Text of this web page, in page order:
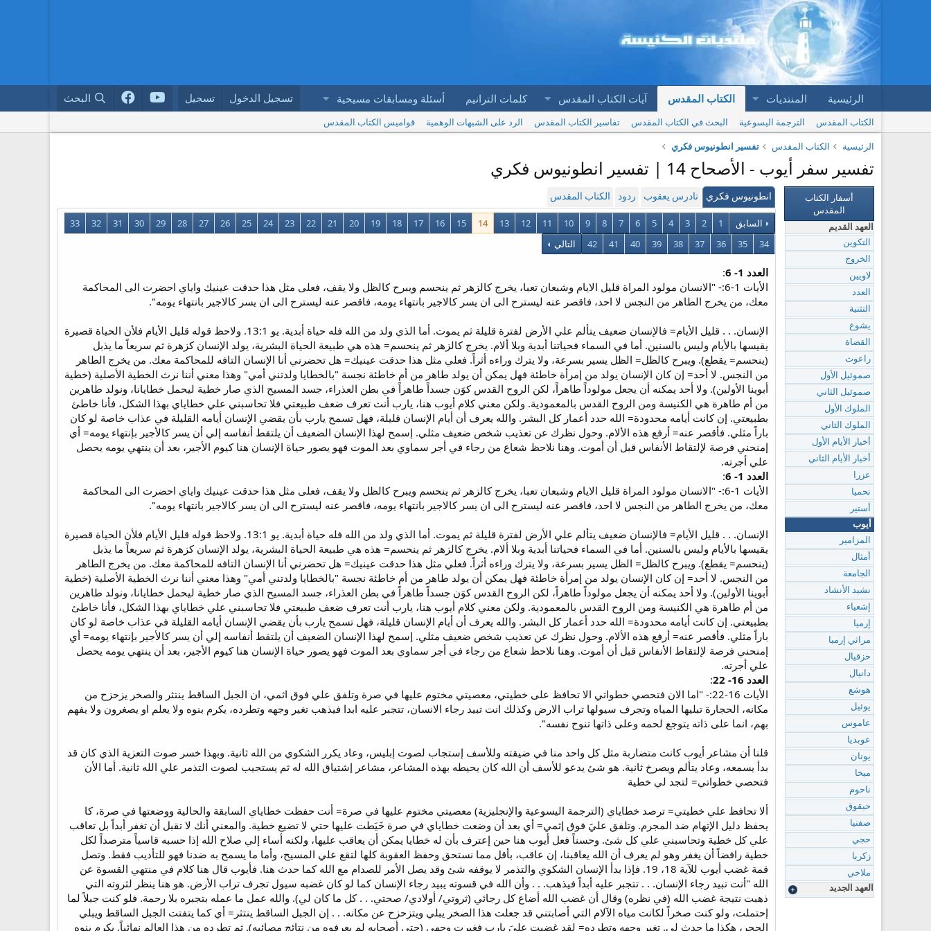
الرئيسية المنتديات الكتاب المقدس آيات الكتاب المقدس كلمات الترانيم أسئلة ومسابقات مسيحية تسجيل الدخول تسجيل البحث
الكتاب المقدس الترجمة اليسوعية البحث في الكتاب المقدس تفاسير الكتاب المقدس الرد على الشبهات الوهمية
قواميس الكتاب المقدس
الرئيسية
الكتاب المقدس تفسير انطونيوس فكري
تفسير سفر أيوب - الأصحاح 14 | تفسير انطونيوس فكري
انطونيوس فكري تادرس يعقوب ردود الكتاب المقدس
السابق 1
2
3
4
5
6
7
8
9
10
11
12
13
14
15
16
17
18
19
20
21
22
23
24
25
26
27
28
29
30
31
32
33
34
35
36
37
38
39
40
41
42 التالي
العدد 1- 6
:
الأيات 1-6:- "الانسان مولود المراة قليل الايام وشبعان تعبا، يخرج كالزهر ثم ينحسم ويبرح كالظل ولا يقف، فعلى مثل هذا حدقت عينيك واياي احضرت الى المحاكمة
معك، من يخرج الطاهر من النجس لا احد، فاقصر عنه ليسترح الى ان يسر كالاجير بانتهاء يومه، فاقصر عنه ليسترح الى ان يسر كالاجير بانتهاء يومه".
الإنسان. . . قليل الأيام= فالإنسان ضعيف يتألم علي الأرض لفترة قليلة ثم يموت. أما الذي ولد من الله فله حياة أبدية. يو 13:1. ولاحظ قوله قليل الأيام فلأن الحياة قصيرة
يقيسها بالأيام وليس بالسنين. أما في السماء فحياتنا أبدية وبلا ألام. يخرج كالزهر ثم ينحسم= هذه هي طبيعة الحياة البشرية، يولد الإنسان كزهرة ثم سريعاً ما يذبل
(ينحسم= يقطع). ويبرح كالظل= الظل يسير بسرعة، ولا يترك وراءه أثراً. فعلي مثل هذا حدقت عينيك= هل تحضرني أنا الإنسان التافه للمحاكمة معك. من يخرج الطاهر
من النجس. لا أحد= إن كان الإنسان يولد من إمرأة خاطئة فهل يمكن أن يولد طاهر من أم خاطئة نجسة "بالخطايا ولدتني أمي" وهذا معني أننا نرث الخطية الأصلية (خطية
أبوينا الأولين). ولا أحد يمكنه أن يجعل مولوداً طاهراً، لكن الروح القدس كوَن جسداً طاهراً في بطن العذراء، جسد المسيح الذي صار خطية ليحمل خطايانا، ونولد طاهرين
من أم طاهرة هي الكنيسة ومن الروح القدس بالمعمودية. ولكن معني كلام أيوب هنا، يارب أنت تعرف ضعف طبيعتي فلا تحاسبني علي خطاياي بهذا الشكل، فأنا خاطئ
بطبيعتي. إن كانت أيامه محدودة= الله حدد أعمار كل البشر. والله يعرف أن أيام الإنسان قليلة، فهل تسمح يارب بأن يقضي الإنسان أيامه القليلة في عذاب خاصة لو كان
باراً مثلي. فأقصر عنه= أرفع هذه الألام. وحول نظرك عن تعذيب شخص ضعيف مثلي. إسمح لهذا الإنسان الضعيف أن يلتقط أنفاسه إلي أن يسر كالأجير بإنتهاء يومه= أي
إمنحني فرصة لإلتقاط الأنفاس قبل أن أموت. وهنا نلاحظ شعاع من رجاء في أجر سماوي بعد الموت فهو يصور حياة الإنسان هنا كيوم الأجير، بعد أن ينتهي يومه يحصل
علي أجرته.
العدد 1- 6
:
الأيات 1-6:- "الانسان مولود المراة قليل الايام وشبعان تعبا، يخرج كالزهر ثم ينحسم ويبرح كالظل ولا يقف، فعلى مثل هذا حدقت عينيك واياي احضرت الى المحاكمة
معك، من يخرج الطاهر من النجس لا احد، فاقصر عنه ليسترح الى ان يسر كالاجير بانتهاء يومه، فاقصر عنه ليسترح الى ان يسر كالاجير بانتهاء يومه".
الإنسان. . . قليل الأيام= فالإنسان ضعيف يتألم علي الأرض لفترة قليلة ثم يموت. أما الذي ولد من الله فله حياة أبدية. يو 13:1. ولاحظ قوله قليل الأيام فلأن الحياة قصيرة
يقيسها بالأيام وليس بالسنين. أما في السماء فحياتنا أبدية وبلا ألام. يخرج كالزهر ثم ينحسم= هذه هي طبيعة الحياة البشرية، يولد الإنسان كزهرة ثم سريعاً ما يذبل
(ينحسم= يقطع). ويبرح كالظل= الظل يسير بسرعة، ولا يترك وراءه أثراً. فعلي مثل هذا حدقت عينيك= هل تحضرني أنا الإنسان التافه للمحاكمة معك. من يخرج الطاهر
من النجس. لا أحد= إن كان الإنسان يولد من إمرأة خاطئة فهل يمكن أن يولد طاهر من أم خاطئة نجسة "بالخطايا ولدتني أمي" وهذا معني أننا نرث الخطية الأصلية (خطية
أبوينا الأولين). ولا أحد يمكنه أن يجعل مولوداً طاهراً، لكن الروح القدس كوَن جسداً طاهراً في بطن العذراء، جسد المسيح الذي صار خطية ليحمل خطايانا، ونولد طاهرين
من أم طاهرة هي الكنيسة ومن الروح القدس بالمعمودية. ولكن معني كلام أيوب هنا، يارب أنت تعرف ضعف طبيعتي فلا تحاسبني علي خطاياي بهذا الشكل، فأنا خاطئ
بطبيعتي. إن كانت أيامه محدودة= الله حدد أعمار كل البشر. والله يعرف أن أيام الإنسان قليلة، فهل تسمح يارب بأن يقضي الإنسان أيامه القليلة في عذاب خاصة لو كان
باراً مثلي. فأقصر عنه= أرفع هذه الألام. وحول نظرك عن تعذيب شخص ضعيف مثلي. إسمح لهذا الإنسان الضعيف أن يلتقط أنفاسه إلي أن يسر كالأجير بإنتهاء يومه= أي
إمنحني فرصة لإلتقاط الأنفاس قبل أن أموت. وهنا نلاحظ شعاع من رجاء في أجر سماوي بعد الموت فهو يصور حياة الإنسان هنا كيوم الأجير، بعد أن ينتهي يومه يحصل
علي أجرته.
العدد 16- 22
:
الأيات 16-22:- "اما الان فتحصي خطواتي الا تحافظ على خطيتي، معصيتي مختوم عليها في صرة وتلفق علي فوق اثمي، ان الجبل الساقط ينتثر والصخر يزحزح من
مكانه، الحجارة تبليها المياه وتجرف سيولها تراب الارض وكذلك انت تبيد رجاء الانسان، تتجبر عليه ابدا فيذهب تغير وجهه وتطرده، يكرم بنوه ولا يعلم او يصغرون ولا يفهم
بهم، انما على ذاته يتوجع لحمه وعلى ذاتها تنوح نفسه".
قلنا أن مشاعر أيوب كانت متضاربة مثل كل واحد منا في ضيقته وللأسف إستجاب لصوت إبليس، وعاد يكرر الشكوي من الله ثانية. وبهذا خسر صوت التعزية الذي كان قد
بدأ يسمعه، وعاد يتألم ويصرخ ثانية. هو شئ يدعو للأسف أن الله كان يحيطه بهذه المشاعر، مشاعر إشتياق الله له ثم يستجيب لصوت التذمر علي الله ثانية. أما الأن
فتحصي خطواتي= لتجد لي خطية
ألا تحافظ علي خطيتي= ترصد خطاياي (الترجمة اليسوعية والإنجليزية) معصيتي مختوم عليها في صرة= أنت حفظت خطاياي السابقة والحالية ووضعتها في صرة، كا
يحفظ دليل الإتهام ضد المجرم. وتلفق عليَ فوق إثمي= أي بعد أن وضعت خطاياي في صرة خَيَطت عليها حتي لا تضيع خطية. والمعني أنك لا تقبل أن تغفر أبداً بل تعاقب
علي كل خطية وتحاسبني علي كل شئ. وحسناً فعل أيوب هنا حين إعترف بأن له خطايا يمكن أن يعاقب عليها، ولكنه أساء إلي صلاح الله إذا حسبه قاسياً مترصداً لكل
خطية رافضاً أن يغفر وهو لم يعرف أن الله يعاقبنا، إن عاقب، بأقل مما نستحق وحفظ العقوبة كلها لتقع علي المسيح، وأما ما يسمح به ضدنا فهو للتأديب فقط. وتصل
قمة غضب أيوب للآية 18، 19. فإذا بدأ الإنسان الشكوي والتذمر لا يوقفه شئ وقد يصل الأمر للصدام مع الله كما حدث هنا. فأيوب قال هنا كلام في منتهي القسوة عن
الله "أنت تبيد رجاء الإنسان. . . تتجبر عليه أبداً فيذهب. . . وأن الله في قسوته يبيد رجاء الإنسان كما لو كان غضبه سيول تجرف تراب الأرض. هو هنا ينظر لثروته التي
ذهبت نتيجة غضب الله (في نظره) وقال أن غضب الله أضاع كل رجائي (ثروتي/ أولادي/ صحتي. . . كل ما كان لي). والله عمل ما عمله بتجبره بلا رحمة. فلو كنت جبلاً لما
إحتملت، ولو كنت صخراً لكانت مياه الآلام التي أصابتني قد جعلت هذا الصخر يبلي ويتزحزح عن مكانه. . . إن الجبل الساقط ينتثر= أي كما يتفتت الجبل الساقط ويبلي
الحجر، هكذا ما حدث لي. تغير وجهه وتطرده= لقد غضبت عليَ يارب فغيرت وجهي (حتي أصحابه لم يعرفوه من نتائج مصائبه). ثم تطرده من هذا العالم نهائياً. يكرم بنوه
أسفار الكتاب
المقدس
العهد القديم
التكوين
الخروج
لاويين
العدد
التثنية
يشوع
القضاة
راعوث
صموئيل الأول
صموئيل الثاني
الملوك الأول
الملوك الثاني
أخبار الأيام الأول
أخبار الأيام الثاني
عزرا
نحميا
أستير
أيوب
المزامير
أمثال
الجامعة
نشيد الأنشاد
إشعياء
إرميا
مراثي إرميا
حزقيال
دانيال
هوشع
يوئيل
عاموس
عوبديا
يونان
ميخا
ناحوم
حبقوق
صفنيا
حجي
زكريا
ملاخي
العهد الجديد